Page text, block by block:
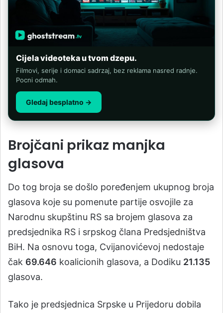
Cijela videoteka u tvom dzepu.
Filmovi, serije i domaci sadrzaj, bez reklama nasred radnje.
Pocni odmah.
Gledaj besplatno →
Brojčani prikaz manjka
glasova
Do tog broja se došlo poređenjem ukupnog broja
glasova koje su pomenute partije osvojile za
Narodnu skupštinu RS sa brojem glasova za
predsjednika RS i srpskog člana Predsjedništva
BiH. Na osnovu toga, Cvijanovićevoj nedostaje
čak 69.646 koalicionih glasova, a Dodiku 21.135
glasova.
Tako je predsjednica Srpske u Prijedoru dobila